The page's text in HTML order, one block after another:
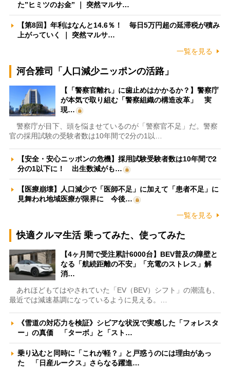
た”ヒミツのお金” ｜ 突然マルサ…
【第8回】年利はなんと14.6％！ 毎日5万円超の延滞税が積み
上がっていく ｜ 突然マルサ…
一覧を見る
河合雅司「人口減少ニッポンの活路」
【「警察官離れ」に歯止めはかかるか？】警察庁
が本気で取り組む「警察組織の構造改革」 実
現…
警察庁が目下、頭を悩ませているのが「警察官不足」だ。警察
官の採用試験の受験者数は10年間で2分の1以…
【安全・安心ニッポンの危機】採用試験受験者数は10年間で2
分の1以下に！ 出生数減がも…
【医療崩壊】人口減少で「医師不足」に加えて「患者不足」に
見舞われ地域医療が限界に 今後…
一覧を見る
快適クルマ生活 乗ってみた、使ってみた
【4ヶ月間で受注累計6000台】BEV普及の障壁と
なる「航続距離の不安」「充電のストレス」解
消…
あれほどもてはやされていた「EV（BEV）シフト」の潮流も、
最近では減速基調になっているように見える。…
《雪道の対応力を検証》シビアな状況で実感した「フォレスタ
ー」の真価 「ターボ」と「スト…
乗り込むと同時に「これが軽？」と戸惑うのには理由があっ
た 「日産ルークス」さらなる躍進…